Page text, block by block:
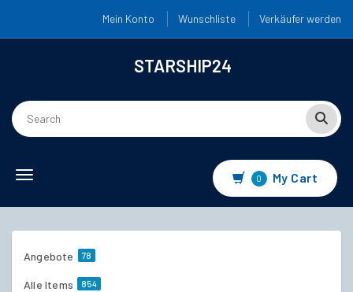
Mein Konto Wunschliste Verkäufer werden
STARSHIP24
Toggle navigation 0 My Cart
Angebote 78
Alle Items 854